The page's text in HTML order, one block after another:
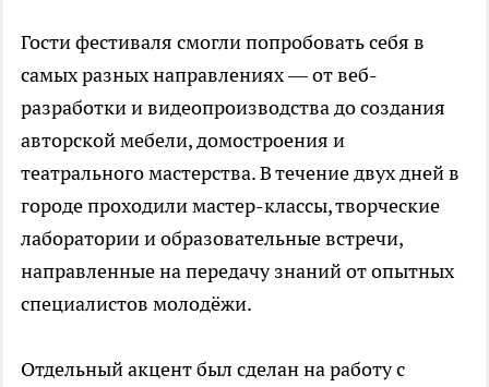
Гости фестиваля смогли попробовать себя в
самых разных направлениях — от веб-
разработки и видеопроизводства до создания
авторской мебели, домостроения и
театрального мастерства. В течение двух дней в
городе проходили мастер-классы, творческие
лаборатории и образовательные встречи,
направленные на передачу знаний от опытных
специалистов молодёжи.
Отдельный акцент был сделан на работу с